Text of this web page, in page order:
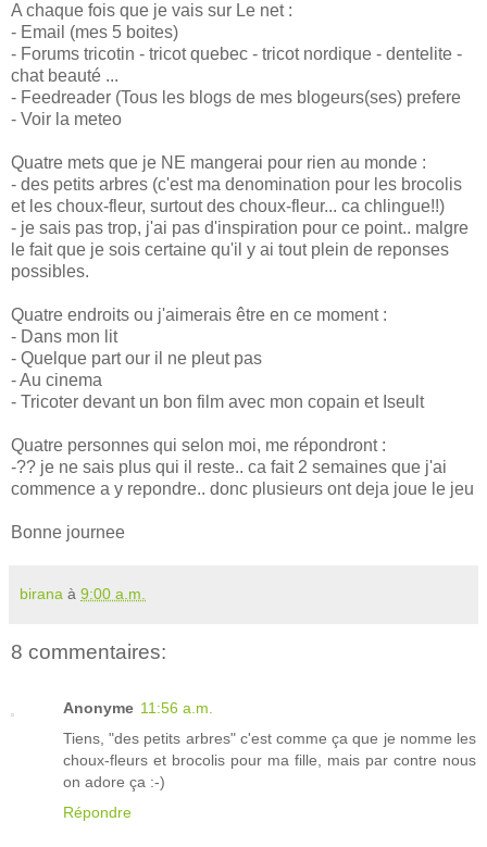
A chaque fois que je vais sur Le net :
- Email (mes 5 boites)
- Forums tricotin - tricot quebec - tricot nordique - dentelite -
chat beauté ...
- Feedreader (Tous les blogs de mes blogeurs(ses) prefere
- Voir la meteo
Quatre mets que je NE mangerai pour rien au monde :
- des petits arbres (c'est ma denomination pour les brocolis
et les choux-fleur, surtout des choux-fleur... ca chlingue!!)
- je sais pas trop, j'ai pas d'inspiration pour ce point.. malgre
le fait que je sois certaine qu'il y ai tout plein de reponses
possibles.
Quatre endroits ou j'aimerais être en ce moment :
- Dans mon lit
- Quelque part our il ne pleut pas
- Au cinema
- Tricoter devant un bon film avec mon copain et Iseult
Quatre personnes qui selon moi, me répondront :
-?? je ne sais plus qui il reste.. ca fait 2 semaines que j'ai
commence a y repondre.. donc plusieurs ont deja joue le jeu
Bonne journee
birana à 9:00 a.m.
8 commentaires:
Anonyme 11:56 a.m.
Tiens, "des petits arbres" c'est comme ça que je nomme les
choux-fleurs et brocolis pour ma fille, mais par contre nous
on adore ça :-)
Répondre